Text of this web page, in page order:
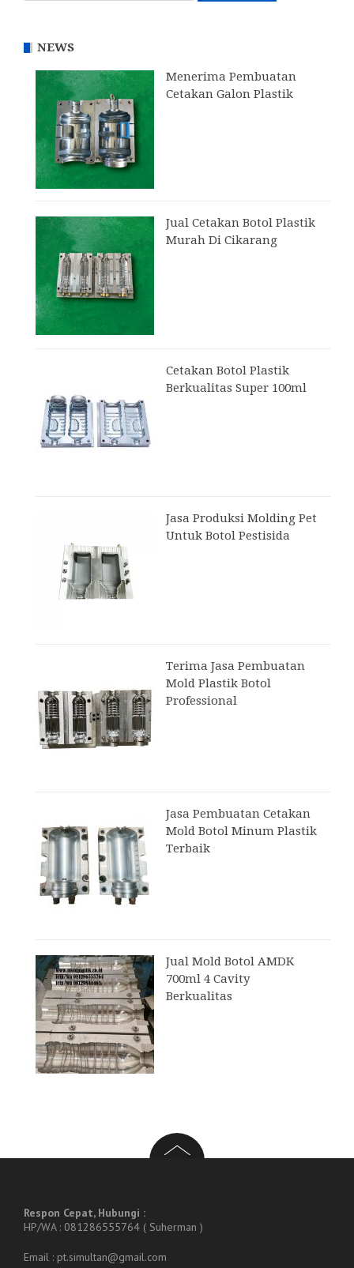
NEWS
Menerima Pembuatan
Cetakan Galon Plastik
Jual Cetakan Botol Plastik
Murah Di Cikarang
Cetakan Botol Plastik
Berkualitas Super 100ml
Jasa Produksi Molding Pet
Untuk Botol Pestisida
Terima Jasa Pembuatan
Mold Plastik Botol
Professional
Jasa Pembuatan Cetakan
Mold Botol Minum Plastik
Terbaik
Jual Mold Botol AMDK
700ml 4 Cavity
Berkualitas
Respon Cepat, Hubungi :
HP/WA : 081286555764 ( Suherman )
Email : pt.simultan@gmail.com